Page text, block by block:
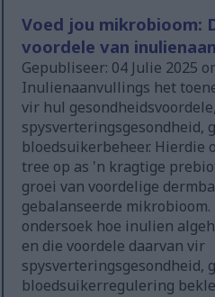
Voed jou mikrobioom:
voordele van
Gepubliseer: 04 Julie 2025
Inulienaanvullings het
vir hul
spysverteringsgesondheid,
bloedsuikerbeheer. Hierdie
tree op as 'n kragtige
groei van voordelige
gebalanseerde
ondersoek hoe inulien
en die voordele daarvan vir
spysverteringsgesondheid,
bloedsuikerregulering